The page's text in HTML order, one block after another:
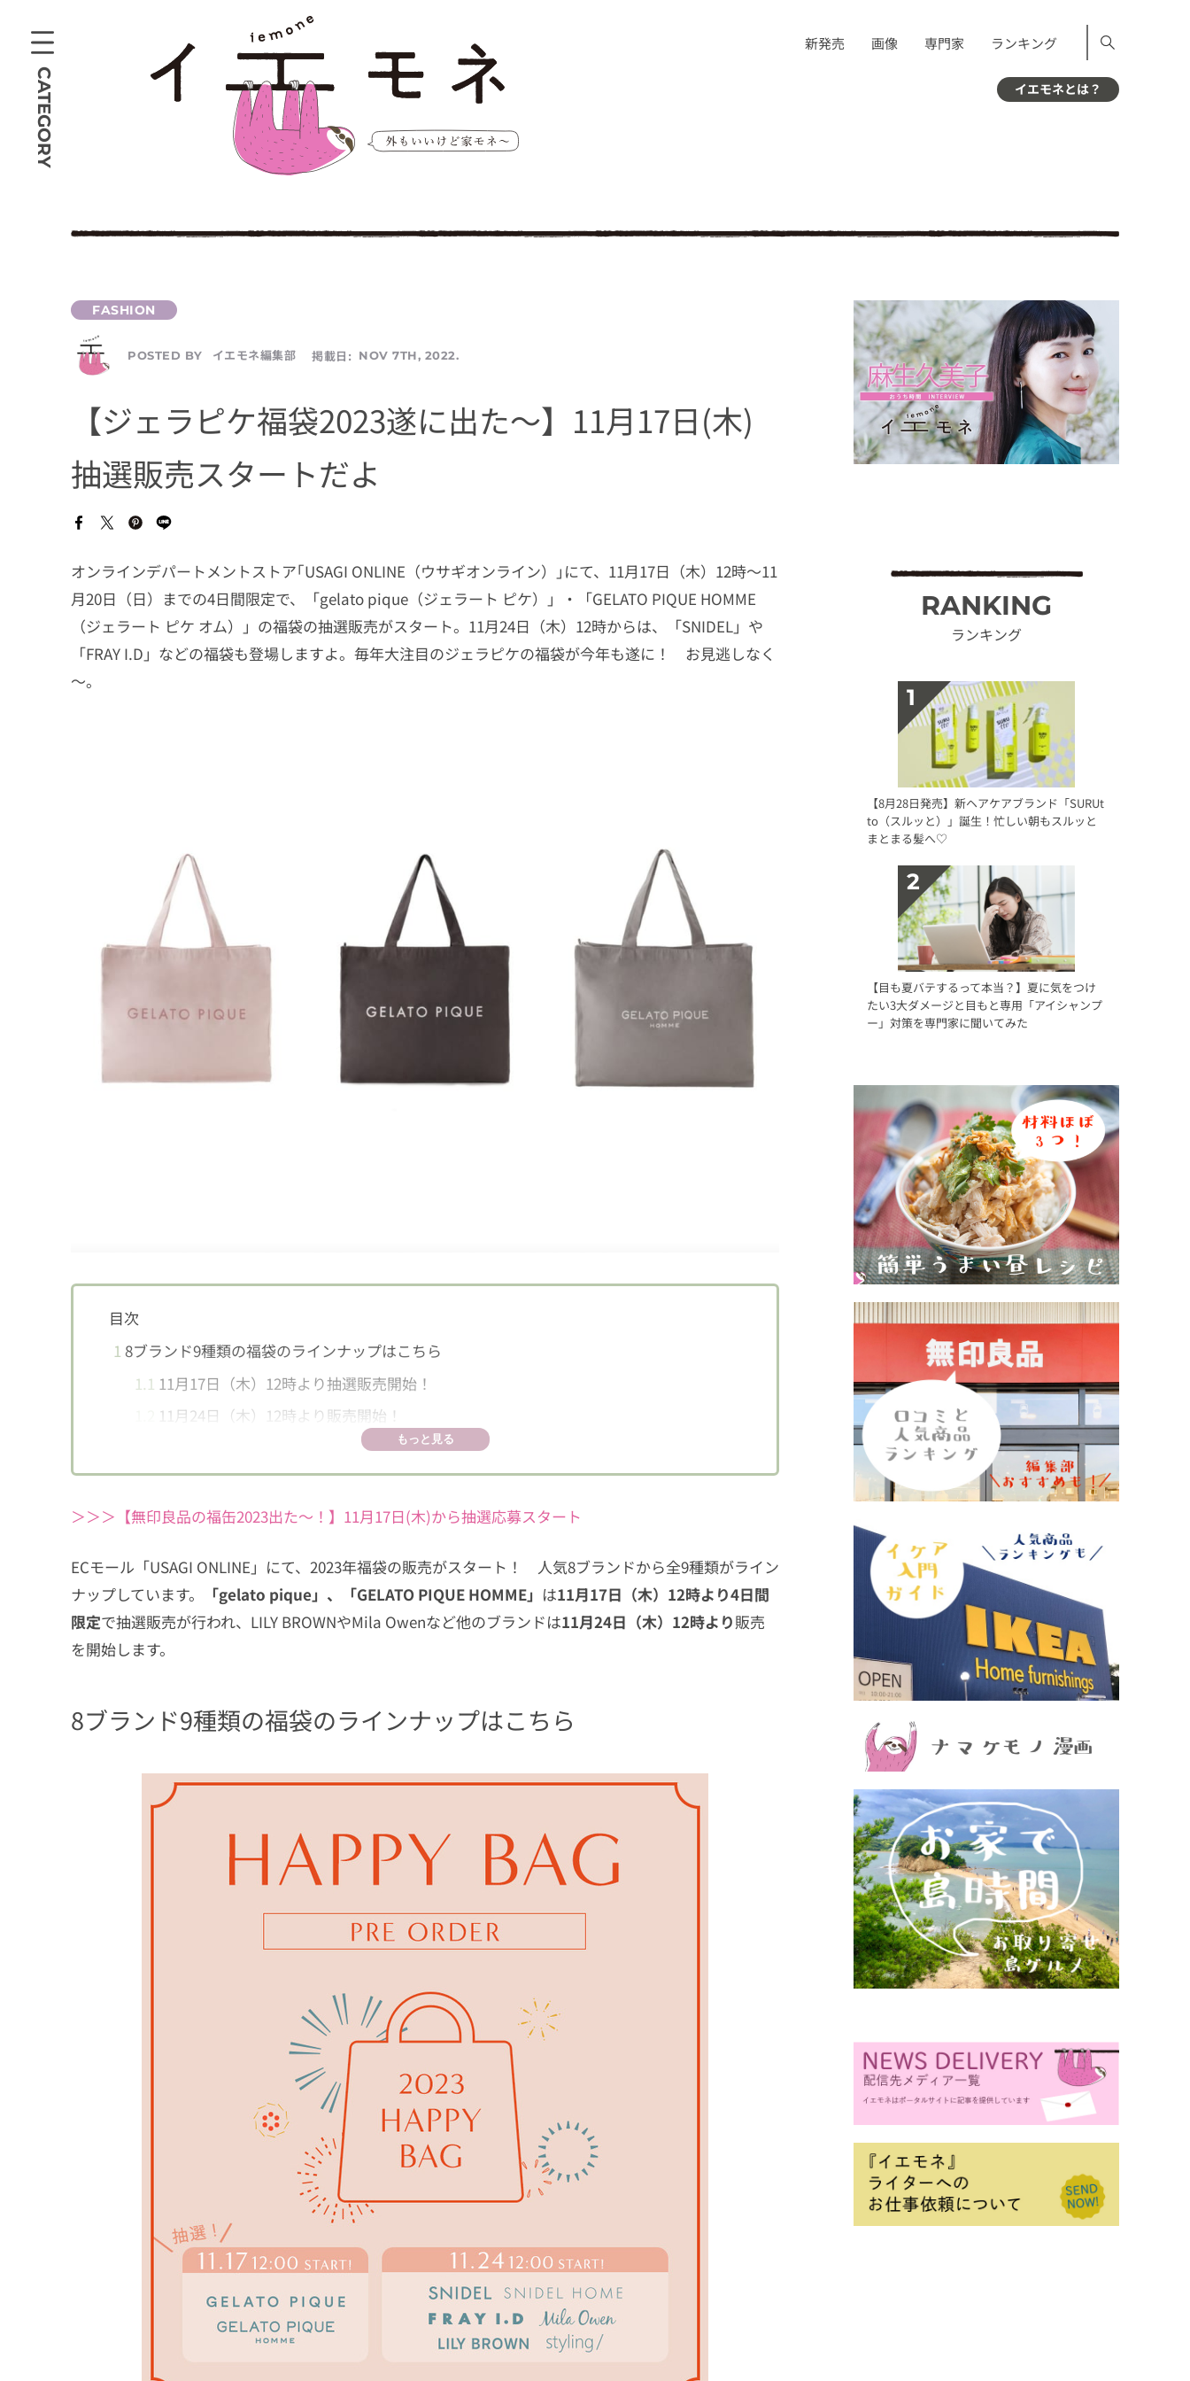
CATEGORY
新発売 画像 専門家 ランキング
イエモネとは？
POSTED BY イエモネ編集部 掲載日: NOV 7TH, 2022.
【ジェラピケ福袋2023遂に出た～】11月17日(木)
抽選販売スタートだよ
オンラインデパートメントストア｢USAGI ONLINE（ウサギオンライン）｣にて、11月17日（木）12時～11
月20日（日）までの4日間限定で、「gelato pique（ジェラート ピケ）」・「GELATO PIQUE HOMME
（ジェラート ピケ オム）」の福袋の抽選販売がスタート。11月24日（木）12時からは、「SNIDEL」や
「FRAY I.D」などの福袋も登場しますよ。毎年大注目のジェラピケの福袋が今年も遂に！ お見逃しなく
～。
目次
1 8ブランド9種類の福袋のラインナップはこちら
1.1 11月17日（木）12時より抽選販売開始！
11月24日（木）12時より販売開始！
もっと見る
＞＞＞【無印良品の福缶2023出た〜！】11月17日(木)から抽選応募スタート
ECモール「USAGI ONLINE」にて、2023年福袋の販売がスタート！ 人気8ブランドから全9種類がライン
ナップしています。
「gelato pique」、「GELATO PIQUE HOMME」 は11月17日（木）12時より4日間
限定で抽選販売が行われ、LILY BROWNやMila Owenなど他のブランドは11月24日（木）12時より販売
を開始します。
8ブランド9種類の福袋のラインナップはこちら
RANKING
ランキング
【8月28日発売】新ヘアケアブランド「SURUt
to（スルッと）」誕生！忙しい朝もスルッと
まとまる髪へ♡
【目も夏バテするって本当？】夏に気をつけ
たい3大ダメージと目もと専用「アイシャンプ
ー」対策を専門家に聞いてみた